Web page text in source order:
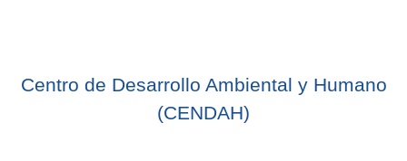
Centro de Desarrollo Ambiental y Humano
(CENDAH)